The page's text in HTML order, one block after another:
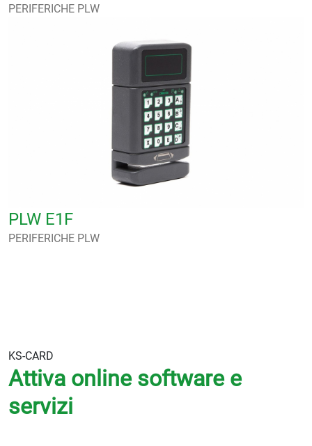
PERIFERICHE PLW
PLW E1F
PERIFERICHE PLW
KS-CARD
Attiva online software e
servizi